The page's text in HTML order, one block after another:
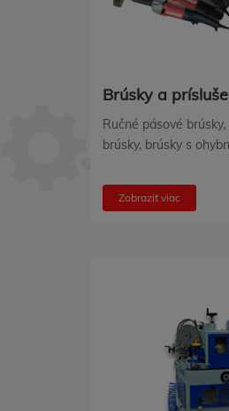
Brúsky a
Ručné pásové
brúsky, brúsky s
Zobraziť viac